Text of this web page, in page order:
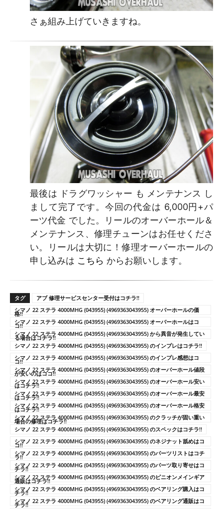
さぁ組み上げていきますね。
最後は ドラグワッシャー も メンテナンス し
まして完了です。今回の代金は 6,000円+パ
ーツ代金 でした。リールのオーバーホール＆
メンテナンス、修理チューンはお任せくださ
い。リールは大切に！修理オーバーホールの
申し込みは こちら からお願いします。
タグ
アブ 修理サービスセンター受付はコチラ!!
シマノ 22 ステラ 4000MHG (043955) (4969363043955) オーバーホールの価
格!!
シマノ 22 ステラ 4000MHG (043955) (4969363043955) オーバーホールはコ
コ!!
シマノ 22 ステラ 4000MHG (043955) (4969363043955) から異音が発生してい
る場合はコチラ!!
シマノ 22 ステラ 4000MHG (043955) (4969363043955) のインプレはコチラ!!
シマノ 22 ステラ 4000MHG (043955) (4969363043955) のインプレ感想はコ
コ!!
シマノ 22 ステラ 4000MHG (043955) (4969363043955) のオーバーホール値段
が安いのはココ!!
シマノ 22 ステラ 4000MHG (043955) (4969363043955) のオーバーホール安い
はコチラ!!
シマノ 22 ステラ 4000MHG (043955) (4969363043955) のオーバーホール最安
はコチラ!!
シマノ 22 ステラ 4000MHG (043955) (4969363043955) のオーバーホール格安
はコチラ!!
シマノ 22 ステラ 4000MHG (043955) (4969363043955) のクラッチが固い重い
場合の修理はコチラ!!
シマノ 22 ステラ 4000MHG (043955) (4969363043955) のスペックはコチラ!!
シマノ 22 ステラ 4000MHG (043955) (4969363043955) のネジナット舐めはコ
コ!!
シマノ 22 ステラ 4000MHG (043955) (4969363043955) のパーツリストはコチ
ラ!!
シマノ 22 ステラ 4000MHG (043955) (4969363043955) のパーツ取り寄せはコ
チラ!!
シマノ 22 ステラ 4000MHG (043955) (4969363043955) のピニオンメインギア
通販はコチラ!!
シマノ 22 ステラ 4000MHG (043955) (4969363043955) のベアリング購入はコ
チラ!!
シマノ 22 ステラ 4000MHG (043955) (4969363043955) のベアリング通販はコ
チラ!!